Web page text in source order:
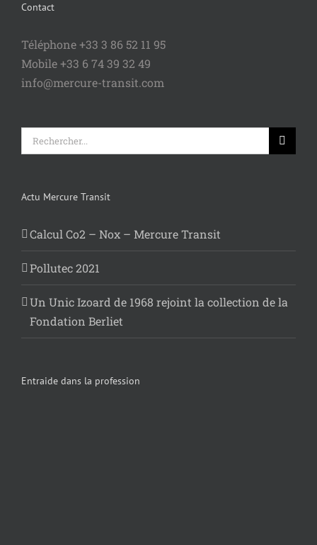
Contact
Téléphone +33 3 86 52 11 95
Mobile +33 6 74 39 32 49
info@mercure-transit.com
Rechercher:
Actu Mercure Transit
Calcul Co2 – Nox – Mercure Transit
Pollutec 2021
Un Unic Izoard de 1968 rejoint la collection de la
Fondation Berliet
Entraide dans la profession